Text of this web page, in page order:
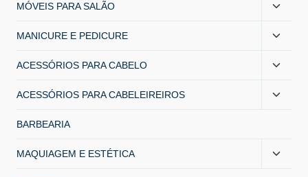
MÓVEIS PARA SALÃO
MANICURE E PEDICURE
ACESSÓRIOS PARA CABELO
ACESSÓRIOS PARA CABELEIREIROS
BARBEARIA
MAQUIAGEM E ESTÉTICA